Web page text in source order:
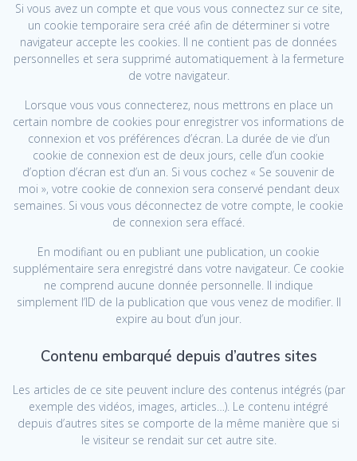
Si vous avez un compte et que vous vous connectez sur ce site,
un cookie temporaire sera créé afin de déterminer si votre
navigateur accepte les cookies. Il ne contient pas de données
personnelles et sera supprimé automatiquement à la fermeture
de votre navigateur.
Lorsque vous vous connecterez, nous mettrons en place un
certain nombre de cookies pour enregistrer vos informations de
connexion et vos préférences d’écran. La durée de vie d’un
cookie de connexion est de deux jours, celle d’un cookie
d’option d’écran est d’un an. Si vous cochez « Se souvenir de
moi », votre cookie de connexion sera conservé pendant deux
semaines. Si vous vous déconnectez de votre compte, le cookie
de connexion sera effacé.
En modifiant ou en publiant une publication, un cookie
supplémentaire sera enregistré dans votre navigateur. Ce cookie
ne comprend aucune donnée personnelle. Il indique
simplement l’ID de la publication que vous venez de modifier. Il
expire au bout d’un jour.
Contenu embarqué depuis d’autres sites
Les articles de ce site peuvent inclure des contenus intégrés (par
exemple des vidéos, images, articles…). Le contenu intégré
depuis d’autres sites se comporte de la même manière que si
le visiteur se rendait sur cet autre site.